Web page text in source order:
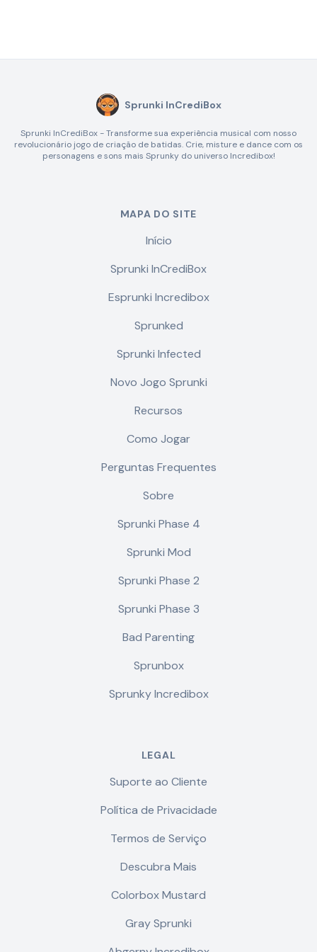
Sprunki InCrediBox
Sprunki InCrediBox - Transforme sua experiência musical com nosso
revolucionário jogo de criação de batidas. Crie, misture e dance com os
personagens e sons mais Sprunky do universo Incredibox!
MAPA DO SITE
Início
Sprunki InCrediBox
Esprunki Incredibox
Sprunked
Sprunki Infected
Novo Jogo Sprunki
Recursos
Como Jogar
Perguntas Frequentes
Sobre
Sprunki Phase 4
Sprunki Mod
Sprunki Phase 2
Sprunki Phase 3
Bad Parenting
Sprunbox
Sprunky Incredibox
LEGAL
Suporte ao Cliente
Política de Privacidade
Termos de Serviço
Descubra Mais
Colorbox Mustard
Gray Sprunki